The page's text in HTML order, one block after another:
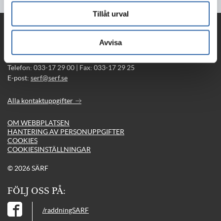
Tillåt urval
Avvisa
KONTAKTA OSS PÅ:
Södra Älvsborgs Räddningstjänstförbund
Olovsholmsgatan 12, 506 34 BORÅS
Telefon: 033-17 29 00 | Fax: 033-17 29 25
E-post: serf@serf.se
Alla kontaktuppgifter
OM WEBBPLATSEN
HANTERING AV PERSONUPPGIFTER
COOKIES
COOKIESINSTÄLLNINGAR
© 2026 SÄRF
FÖLJ OSS PÅ:
/raddningSARF